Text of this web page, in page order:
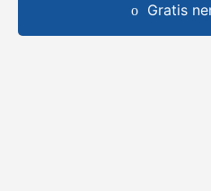
Gratis